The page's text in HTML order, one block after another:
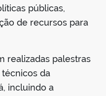
públicas,
de recursos para
realizadas palestras
da
incluindo a